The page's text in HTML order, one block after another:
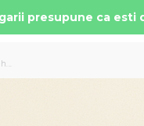
presupune ca esti